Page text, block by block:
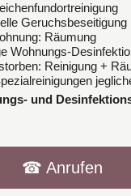
Geruchsbeseitigung
Räumung
Wohnungs-
Reinigung +
und
☎︎ Anrufen